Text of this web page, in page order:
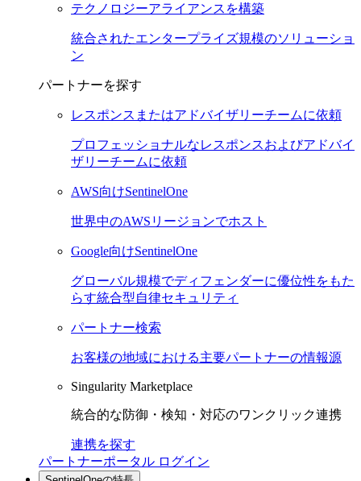
テクノロジーアライアンスを構築
統合されたエンタープライズ規模のソリューショ
ン
パートナーを探す
レスポンスまたはアドバイザリーチームに依頼
プロフェッショナルなレスポンスおよびアドバイ
ザリーチームに依頼
AWS向けSentinelOne
世界中のAWSリージョンでホスト
Google向けSentinelOne
グローバル規模でディフェンダーに優位性をもた
らす統合型自律セキュリティ
パートナー検索
お客様の地域における主要パートナーの情報源
Singularity Marketplace
統合的な防御・検知・対応のワンクリック連携
連携を探す
パートナーポータル ログイン